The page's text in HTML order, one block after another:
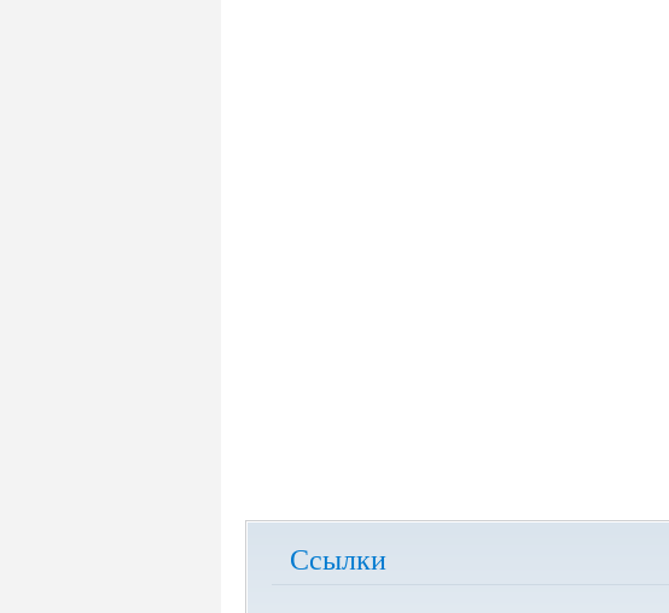
Ссылки